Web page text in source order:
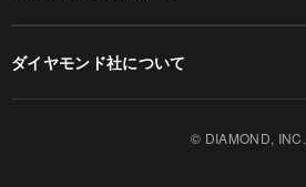
ダイヤモンド社について
© DIAMOND, INC.